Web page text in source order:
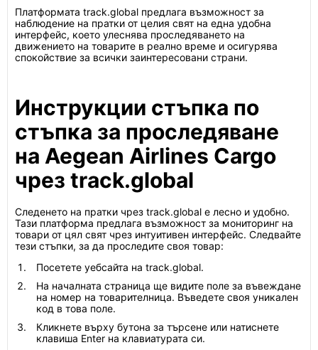
Платформата track.global предлага възможност за
наблюдение на пратки от целия свят на една удобна
интерфейс, което улеснява проследяването на
движението на товарите в реално време и осигурява
спокойствие за всички заинтересовани страни.
Инструкции стъпка по
стъпка за проследяване
на Aegean Airlines Cargo
чрез track.global
Следенето на пратки чрез track.global е лесно и удобно.
Тази платформа предлага възможност за мониторинг на
товари от цял свят чрез интуитивен интерфейс. Следвайте
тези стъпки, за да проследите своя товар:
Посетете уебсайта на track.global.
На началната страница ще видите поле за въвеждане
на номер на товарителница. Въведете своя уникален
код в това поле.
Кликнете върху бутона за търсене или натиснете
клавиша Enter на клавиатурата си.